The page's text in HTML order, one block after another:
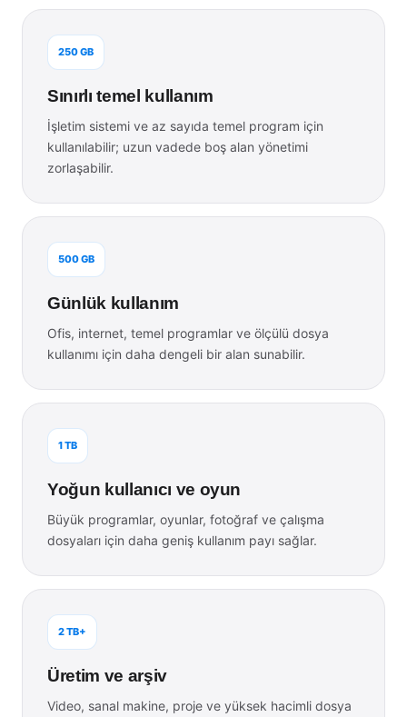
250 GB
Sınırlı temel kullanım
İşletim sistemi ve az sayıda temel program için
kullanılabilir; uzun vadede boş alan yönetimi
zorlaşabilir.
500 GB
Günlük kullanım
Ofis, internet, temel programlar ve ölçülü dosya
kullanımı için daha dengeli bir alan sunabilir.
1 TB
Yoğun kullanıcı ve oyun
Büyük programlar, oyunlar, fotoğraf ve çalışma
dosyaları için daha geniş kullanım payı sağlar.
2 TB+
Üretim ve arşiv
Video, sanal makine, proje ve yüksek hacimli dosya